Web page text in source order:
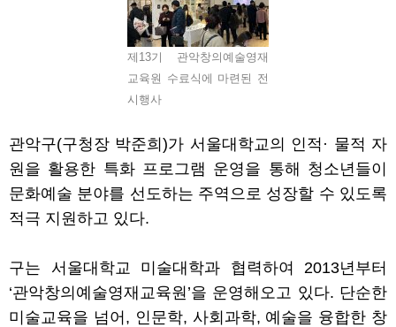
제13기 관악창의예술영재
교육원 수료식에 마련된 전
시행사
관악구(구청장 박준희)가 서울대학교의 인적 · 물적 자
원을 활용한 특화 프로그램 운영을 통해 청소년들이
문화예술 분야를 선도하는 주역으로 성장할 수 있도록
적극 지원하고 있다.
구는 서울대학교 미술대학과 협력하여 2013년부터
‘관악창의예술영재교육원 ’을 운영해오고 있다. 단순한
미술교육을 넘어 , 인문학, 사회과학, 예술을 융합한 창